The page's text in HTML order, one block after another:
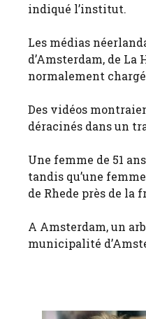
indiqué l’institut.
Les médias
d’Amsterdam, de
normalement
Des vidéos
déracinés dans un
Une femme de 51
tandis qu’une
de Rhede près de la
A Amsterdam, un
municipalité